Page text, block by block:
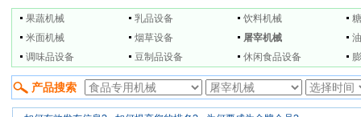
果蔬机械 乳品设备 饮料机械
米面机械
烟草设备 屠宰机械
调味品设备
豆制品设备 休闲食品设备
产品搜索